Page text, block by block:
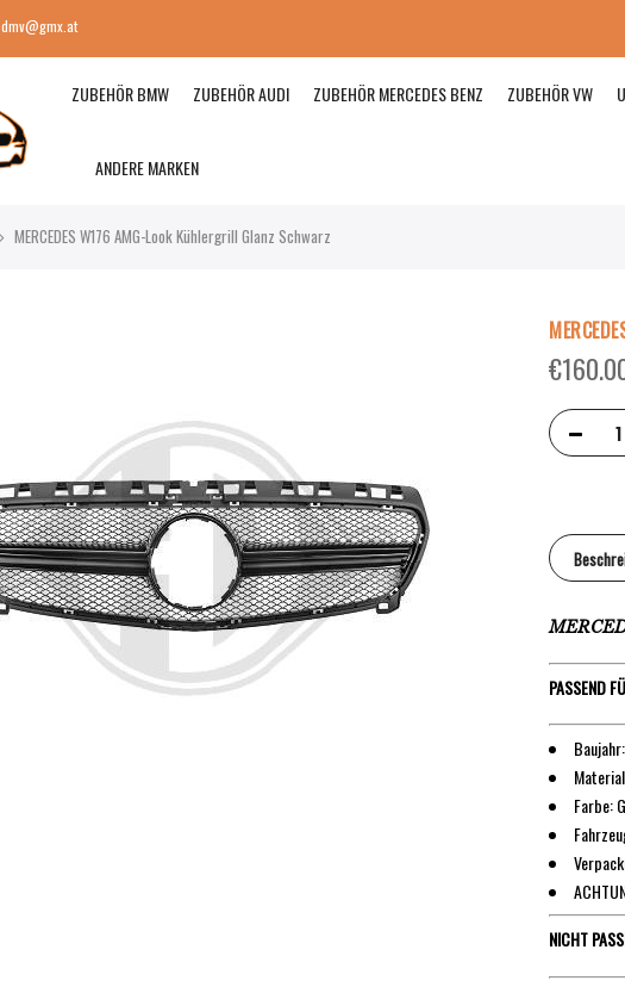
dmv@gmx.at
ZUBEHÖR BMW ZUBEHÖR AUDI ZUBEHÖR MERCEDES BENZ ZUBEHÖR VW
ANDERE MARKEN
MERCEDES W176 AMG-Look Kühlergrill Glanz Schwarz
€
PASSEND
Farbe:
NICHT